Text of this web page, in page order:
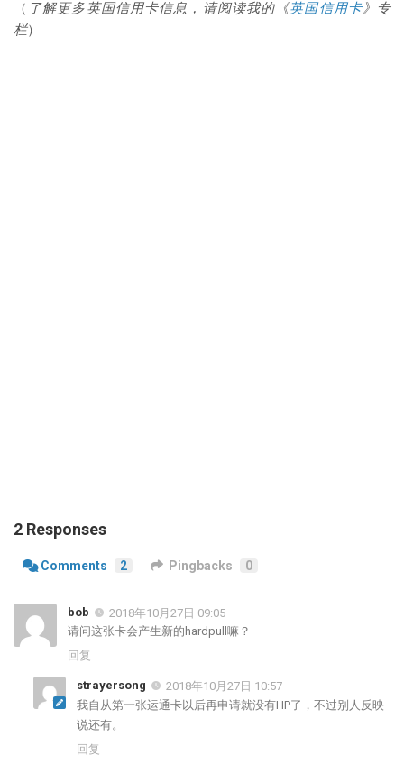
（ 了解更多英国信用卡信息，请阅读我的《英国信用卡》专
栏）
2 Responses
Comments 2 Pingbacks 0
bob
2018年10月27日 09:05
请问这张卡会产生新的hardpull嘛？
回复
strayersong
2018年10月27日 10:57
我自从第一张运通卡以后再申请就没有HP了，不过别人反映
说还有。
回复